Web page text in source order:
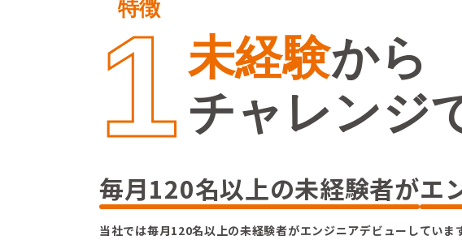
特徴
1 未経験から
チャレンジ
毎月120名以上の未経験者がエ
当社では毎月120名以上の未経験者がエンジニアデビューしています